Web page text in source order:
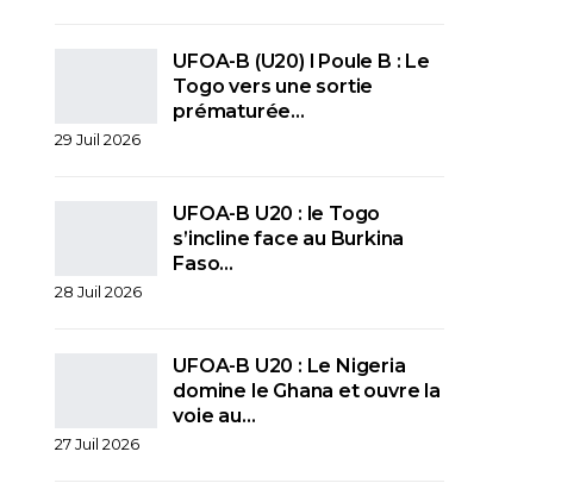
UFOA-B (U20) l Poule B : Le
Togo vers une sortie
prématurée…
29 Juil 2026
UFOA-B U20 : le Togo
s’incline face au Burkina
Faso…
28 Juil 2026
UFOA-B U20 : Le Nigeria
domine le Ghana et ouvre la
voie au…
27 Juil 2026